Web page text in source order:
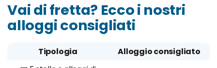
Vai di fretta? Ecco i nostri
alloggi consigliati
Tipologia
Alloggio consigliato